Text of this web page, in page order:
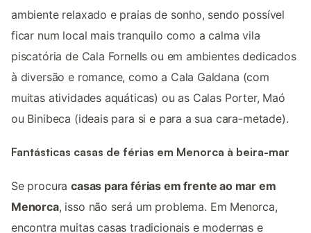
ambiente relaxado e praias de sonho, sendo possível
ficar num local mais tranquilo como a calma vila
piscatória de Cala Fornells ou em ambientes dedicados
à diversão e romance, como a Cala Galdana (com
muitas atividades aquáticas) ou as Calas Porter, Maó
ou Binibeca (ideais para si e para a sua cara-metade).
Fantásticas casas de férias em Menorca à beira-mar
Se procuracasas para férias em frente ao mar em
Menorca, isso não será um problema. Em Menorca,
encontra muitas casas tradicionais e modernas e